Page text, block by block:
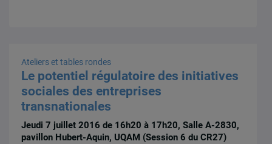
Ateliers et tables rondes
Le potentiel régulatoire des initiatives
sociales des entreprises
transnationales
Jeudi 7 juillet 2016 de 16h20 à 17h20, Salle A-2830,
pavillon Hubert-Aquin, UQAM (Session 6 du CR27)